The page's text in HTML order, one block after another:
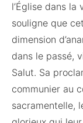
l’Église dans
souligne que
dimension
dans le passé,
Salut. Sa
communier au
sacramentelle,